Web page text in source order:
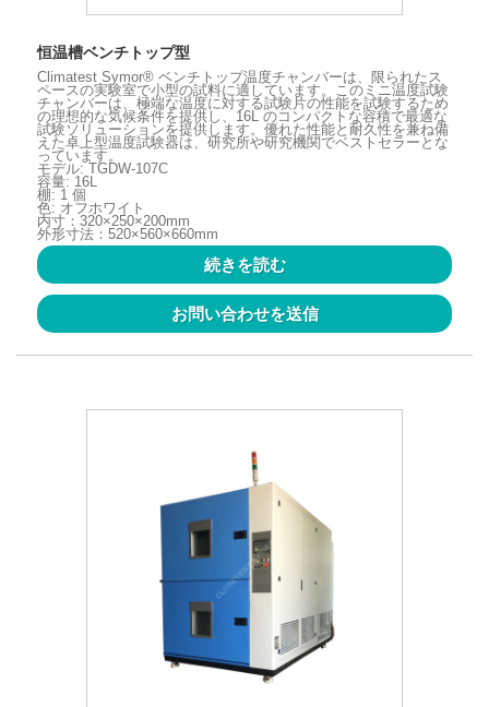
恒温槽ベンチトップ型
Climatest Symor® ベンチトップ温度チャンバーは、限られたス
ペースの実験室で小型の試料に適しています。このミニ温度試験
チャンバーは、極端な温度に対する試験片の性能を試験するため
の理想的な気候条件を提供し、16L のコンパクトな容積で最適な
試験ソリューションを提供します。優れた性能と耐久性を兼ね備
えた卓上型温度試験器は、研究所や研究機関でベストセラーとな
っています。
モデル: TGDW-107C
容量: 16L
棚: 1 個
色: オフホワイト
内寸：320×250×200mm
外形寸法：520×560×660mm
続きを読む
お問い合わせを送信